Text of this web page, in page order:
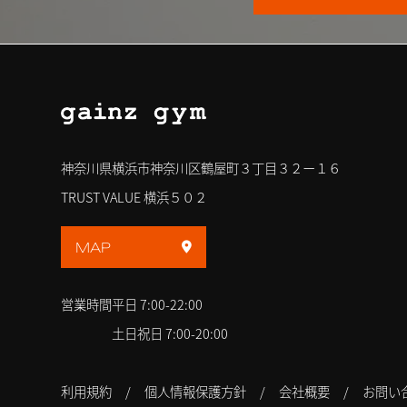
神奈川県横浜市神奈川区鶴屋町３丁目３２ー１６
TRUST VALUE 横浜５０２
MAP
営業時間平日 7:00-22:00
土日祝日 7:00-20:00
利用規約 個人情報保護方針 会社概要 お問い